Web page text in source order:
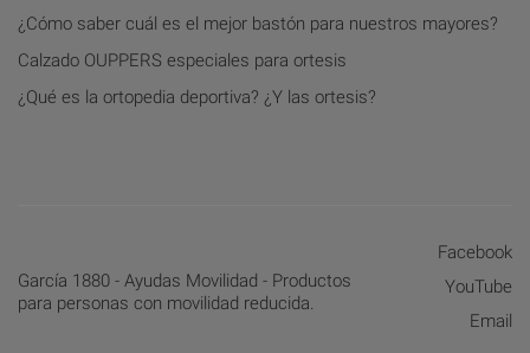
¿Cómo saber cuál es el mejor bastón para nuestros mayores?
Calzado OUPPERS especiales para ortesis
¿Qué es la ortopedia deportiva? ¿Y las ortesis?
Facebook
YouTube
Email
García 1880 - Ayudas Movilidad - Productos
para personas con movilidad reducida.